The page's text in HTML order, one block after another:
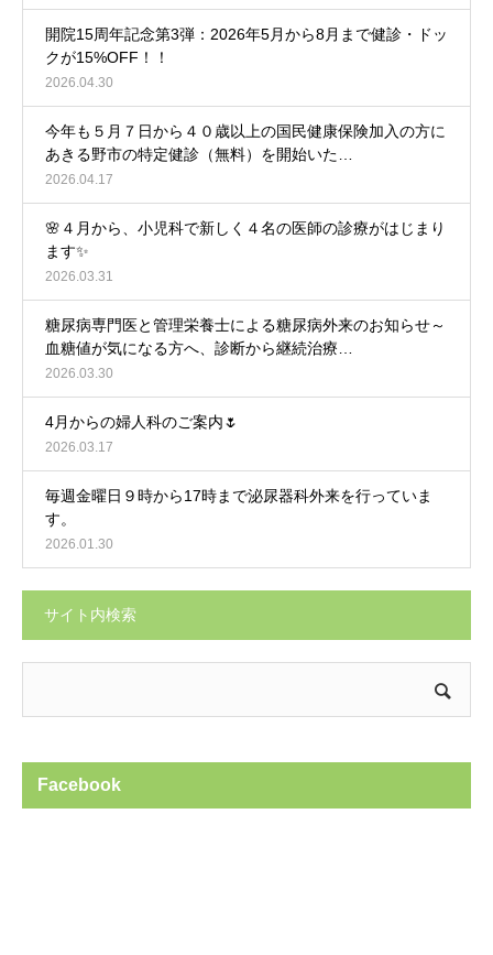
開院15周年記念第3弾：2026年5月から8月まで健診・ドッ
クが15%OFF！！
2026.04.30
今年も５月７日から４０歳以上の国民健康保険加入の方に
あきる野市の特定健診（無料）を開始いた…
2026.04.17
🌸４月から、小児科で新しく４名の医師の診療がはじまり
ます✨
2026.03.31
糖尿病専門医と管理栄養士による糖尿病外来のお知らせ～
血糖値が気になる方へ、診断から継続治療…
2026.03.30
4月からの婦人科のご案内🌷
2026.03.17
毎週金曜日９時から17時まで泌尿器科外来を行っていま
す。
2026.01.30
サイト内検索
Facebook